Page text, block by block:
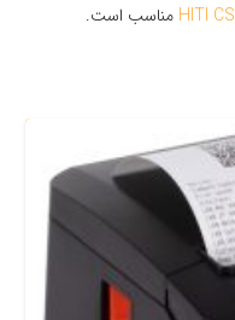
مناسب است.